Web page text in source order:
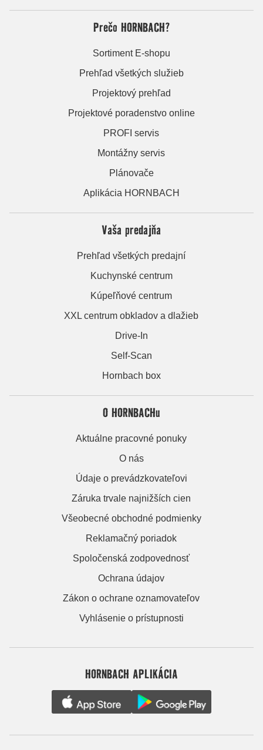
Prečo HORNBACH?
Sortiment E-shopu
Prehľad všetkých služieb
Projektový prehľad
Projektové poradenstvo online
PROFI servis
Montážny servis
Plánovače
Aplikácia HORNBACH
Vaša predajňa
Prehľad všetkých predajní
Kuchynské centrum
Kúpeľňové centrum
XXL centrum obkladov a dlažieb
Drive-In
Self-Scan
Hornbach box
O HORNBACHu
Aktuálne pracovné ponuky
O nás
Údaje o prevádzkovateľovi
Záruka trvale najnižších cien
Všeobecné obchodné podmienky
Reklamačný poriadok
Spoločenská zodpovednosť
Ochrana údajov
Zákon o ochrane oznamovateľov
Vyhlásenie o prístupnosti
HORNBACH APLIKÁCIA